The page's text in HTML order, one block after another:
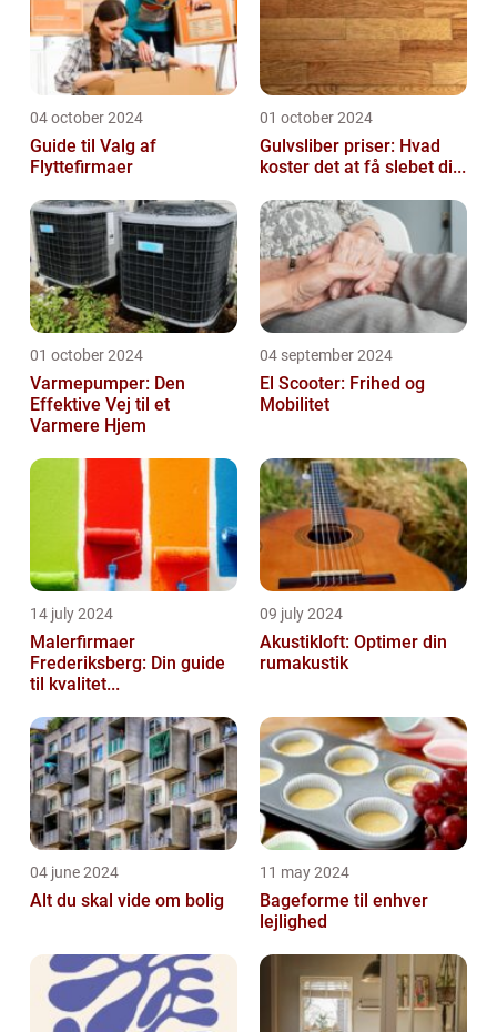
04 october 2024
Guide til Valg af
Flyttefirmaer
01 october 2024
Gulvsliber priser: Hvad
koster det at få slebet di...
01 october 2024
Varmepumper: Den
Effektive Vej til et
Varmere Hjem
04 september 2024
El Scooter: Frihed og
Mobilitet
14 july 2024
Malerfirmaer
Frederiksberg: Din guide
til kvalitet...
09 july 2024
Akustikloft: Optimer din
rumakustik
04 june 2024
Alt du skal vide om bolig
11 may 2024
Bageforme til enhver
lejlighed